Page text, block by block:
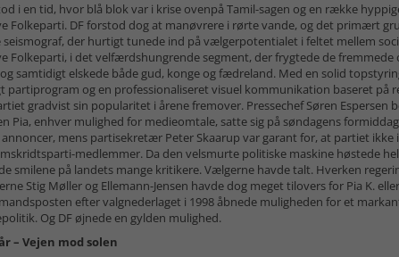
i en tid, hvor blå blok var i krise ovenpå Tamil-sagen og en række
Folkeparti. DF forstod dog at manøvrere i rørte vande, og det primært
seismograf, der hurtigt tunede ind på vælgerpotentialet i feltet mellem
Folkeparti, i det velfærdshungrende segment, der frygtede de
samtidigt elskede både gud, konge og fædreland. Med en solid
partiprogram og en professionaliseret visuel kommunikation baseret på
gradvist sin popularitet i årene fremover. Pressechef Søren
Pia, enhver mulighed for medieomtale, satte sig på søndagens
annoncer, mens partisekretær Peter Skaarup var garant for, at partiet ikke
medlemmer. Da den velsmurte politiske maskine høstede
smilene på landets mange kritikere. Vælgerne havde talt. Hverken
Stig Møller og Ellemann-Jensen havde dog meget tilovers for Pia K.
efter valgnederlaget i 1998 åbnede muligheden for et
Og DF øjnede en gylden mulighed.
– Vejen mod solen